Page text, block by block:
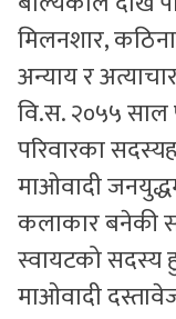
मिलनशार,
अन्याय र
वि.स. २०५५
परिवारका
माओवादी
कलाकार बनेकी
स्वायटको
माओवादी